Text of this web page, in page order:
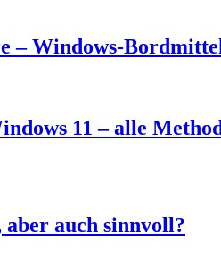
– Windows-
11 – alle
auch sinnvoll?